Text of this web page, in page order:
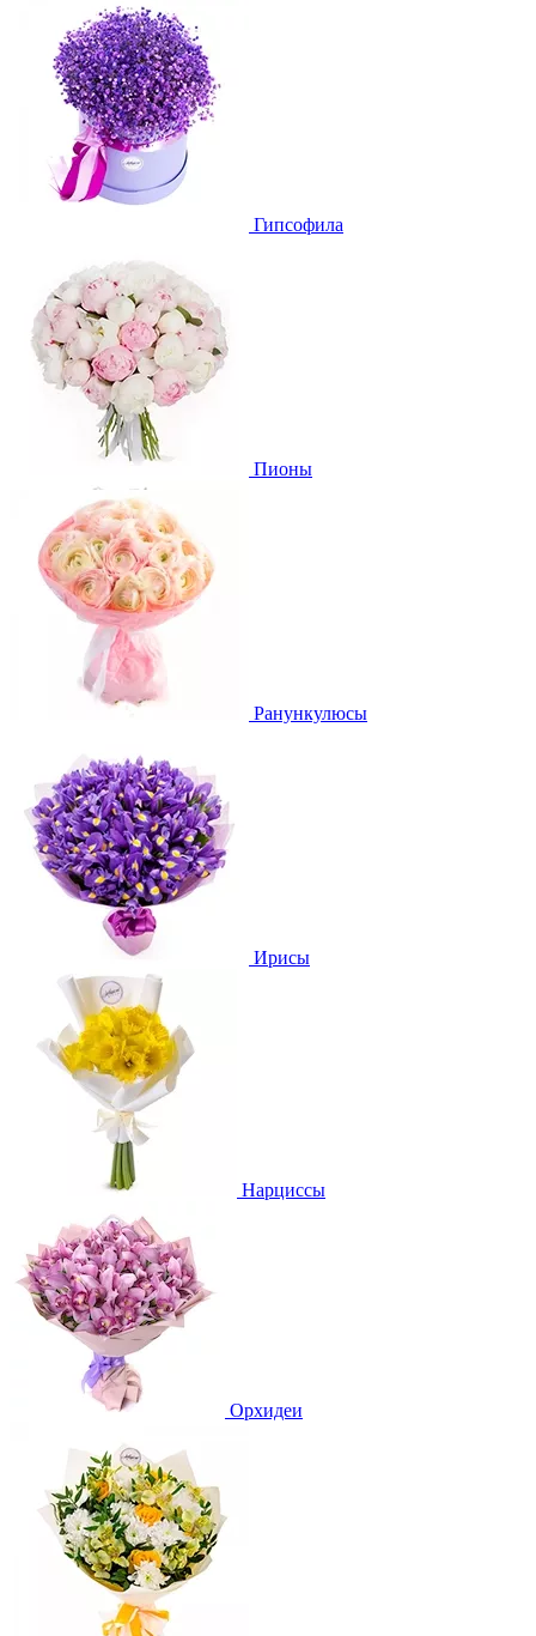
Гипсофила
Пионы
Ранункулюсы
Ирисы
Нарциссы
Орхидеи